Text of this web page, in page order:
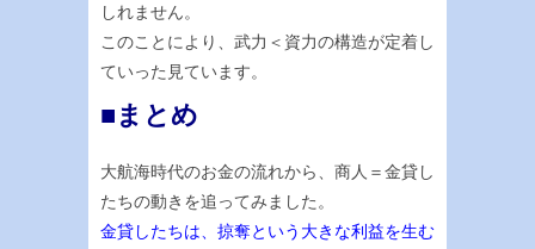
しれません。
このことにより、武力＜資力の構造が定着し
ていった見ています。
■まとめ
大航海時代のお金の流れから、商人＝金貸し
たちの動きを追ってみました。
金貸したちは、掠奪という大きな利益を生む